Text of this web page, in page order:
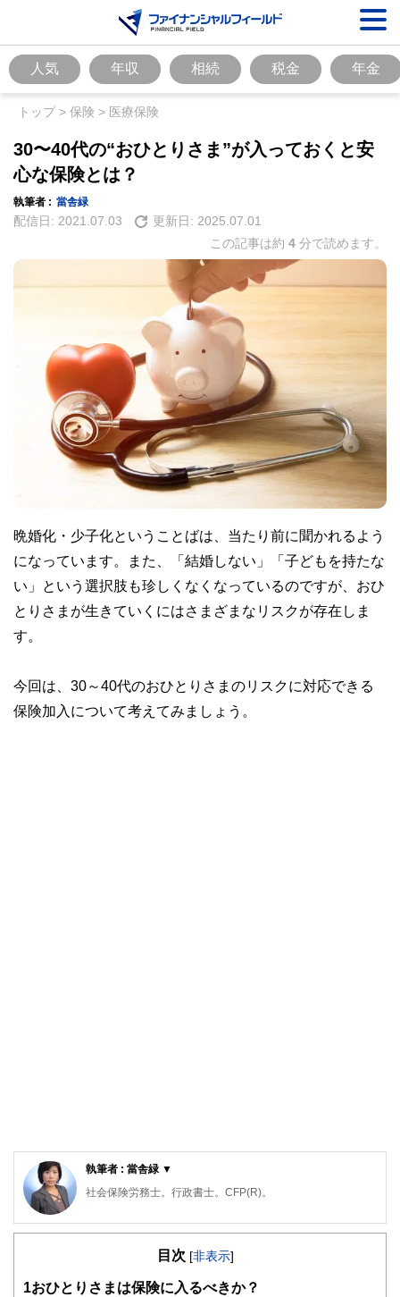
人気 年収 相続 税金 年金
トップ> 保険 > 医療保険
30〜40代の“おひとりさま”が入っておくと安
心な保険とは？
執筆者 : 當舎緑
配信日: 2021.07.03 更新日: 2025.07.01
この記事は約 4 分で読めます。
晩婚化・少子化ということばは、当たり前に聞かれるよう
になっています。また、「結婚しない」「子どもを持たな
い」という選択肢も珍しくなくなっているのですが、おひ
とりさまが生きていくにはさまざまなリスクが存在しま
す。
今回は、30～40代のおひとりさまのリスクに対応できる
保険加入について考えてみましょう。
執筆者 : 當舎緑 ▼
社会保険労務士。行政書士。CFP(R)。
阪神淡路大震災の経験から、法律やお金の大切さを実感し、
続き、相談にのる傍ら、一般消費者向けのセミナーや執筆活
融ブックス）。「子どもにかけるお金の本」（主婦の友社）
目次 [非表示]
1おひとりさまは保険に入るべきか？